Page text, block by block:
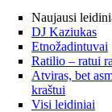
Naujausi
DJ Kaziukas
Etnožadintuvai
Ratilio – ratui
Atviras, bet
kraštui
Visi leidiniai